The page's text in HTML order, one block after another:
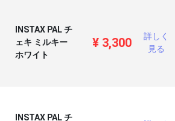
INSTAX PAL チ
ェキ ミルキー
ホワイト
¥ 3,300
詳しく
見る
INSTAX PAL チ